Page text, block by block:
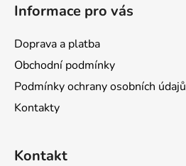
Informace pro vás
Doprava a platba
Obchodní podmínky
Podmínky ochrany osobních údajů
Kontakty
Kontakt